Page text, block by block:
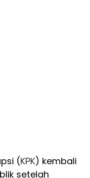
(KPK) kembali
setelah